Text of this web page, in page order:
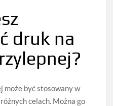
druk na
może być stosowany w
celach. Można go